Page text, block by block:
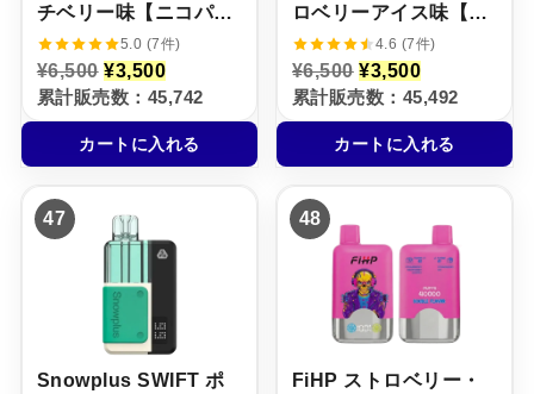
チベリー味【ニコパ
フ】5%
5.0 (7件)
¥6,500 元
の
価
格
は
¥
5
0
で
し
た
。
¥3,500現
在
の
価
格
は
5
0
。
累計販売数：45,742
カートに入れる
ロベリーアイス味【ニ
コパフ】5%4.6 (7件)
¥6,500 元
の
価
格
は
¥
5
0
0
で
し
た
。
¥3,500現
在
の
価
格
は
5
0
0
で
す
。
累計販売数：45,492
カートに入れる
47
Snowplus SWIFT ポ
48
FiHP ストロベリー・